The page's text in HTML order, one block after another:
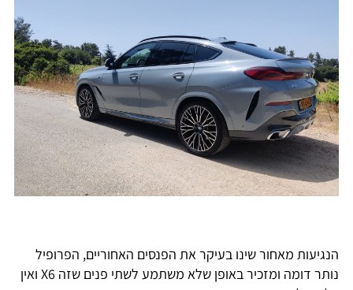
הנגיעות מאחור שינו בעיקר את הפנסים האחוריים, הפרופיל
נותר דומה ומזכיר באופן שלא משתמע לשתי פנים שזה X6 ואין